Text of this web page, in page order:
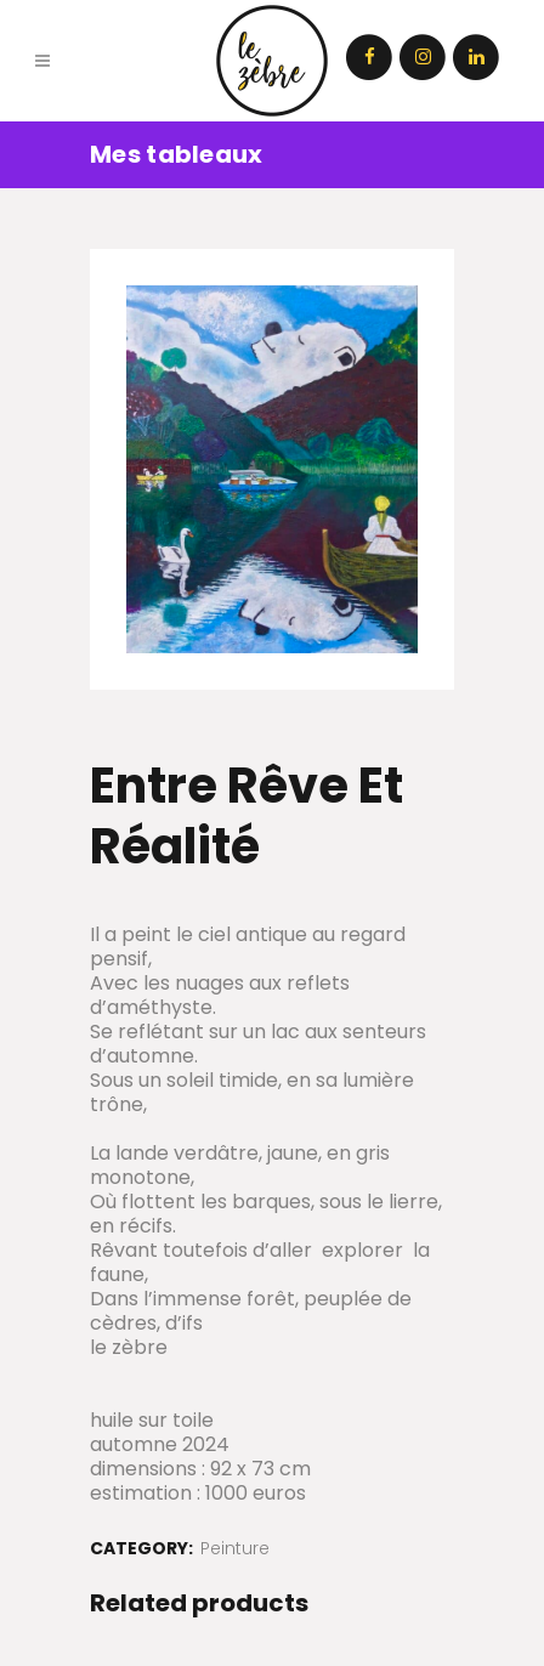
Mes tableaux
Entre Rêve Et
Réalité
Il a peint le ciel antique au regard
pensif,
Avec les nuages aux reflets
d’améthyste.
Se reflétant sur un lac aux senteurs
d’automne.
Sous un soleil timide, en sa lumière
trône,
La lande verdâtre, jaune, en gris
monotone,
Où flottent les barques, sous le lierre,
en récifs.
Rêvant toutefois d’aller explorer la
faune,
Dans l’immense forêt, peuplée de
cèdres, d’ifs
le zèbre
huile sur toile
automne 2024
dimensions : 92 x 73 cm
estimation : 1000 euros
CATEGORY: Peinture
Related products